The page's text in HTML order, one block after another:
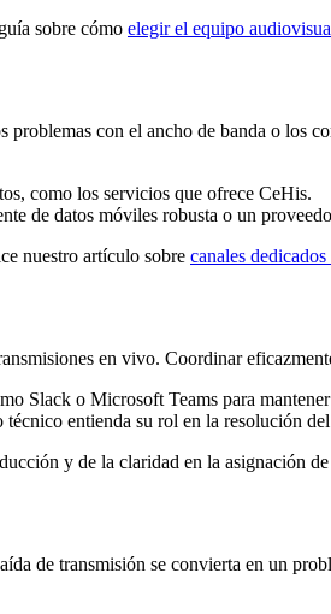
sobre cómo elegir el equipo
con el ancho de banda o los
como los servicios que ofrece CeHis.
de datos móviles robusta o un
nuestro artículo sobre canales
en vivo. Coordinar
Slack o Microsoft Teams para
entienda su rol en la resolución
y de la claridad en la asignación
de transmisión se convierta en un